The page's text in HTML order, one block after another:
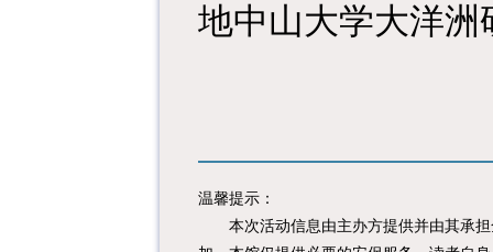
地中山大学大洋洲
温馨提示：
本次活动信息由主办方提供并由其承担